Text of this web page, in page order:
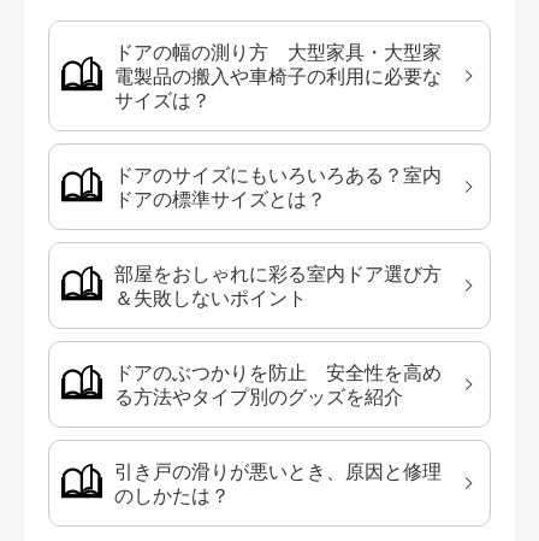
ドアの幅の測り方 大型家具・大型家
電製品の搬入や車椅子の利用に必要な
サイズは？
ドアのサイズにもいろいろある？室内
ドアの標準サイズとは？
部屋をおしゃれに彩る室内ドア選び方
＆失敗しないポイント
ドアのぶつかりを防止 安全性を高め
る方法やタイプ別のグッズを紹介
引き戸の滑りが悪いとき、原因と修理
のしかたは？